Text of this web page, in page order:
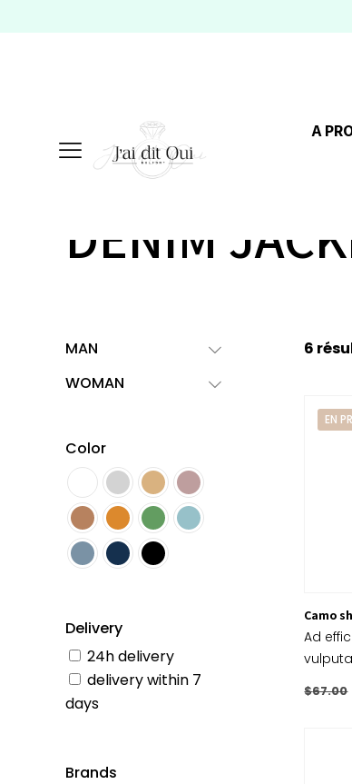
A
DENIM
MAN
WOMAN
Color
Delivery
24h delivery
delivery within 7
days
Brands
6
EN
Camo
Ad
$67.00